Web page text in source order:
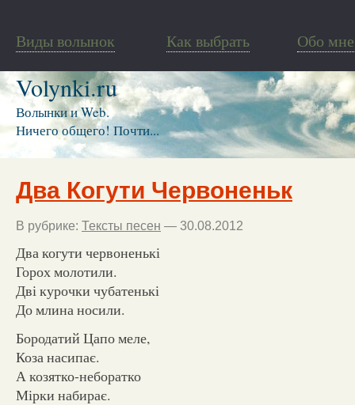
Виды волынок Как выбрать Обо мне
Volynki.ru
Волынки и Web.
Ничего общего! Почти...
Два Когути Червоненьк
В рубрике: Тексты песен — 30.08.2012
Два когути червоненькі
Горох молотили.
Дві курочки чубатенькі
До млина носили.
Бородатий Цапо меле,
Коза насипає.
А козятко-неборатко
Мірки набирає.